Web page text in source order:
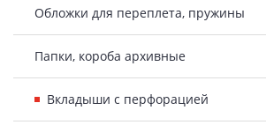
Обложки для переплета, пружины
Папки, короба архивные
Вкладыши с перфорацией